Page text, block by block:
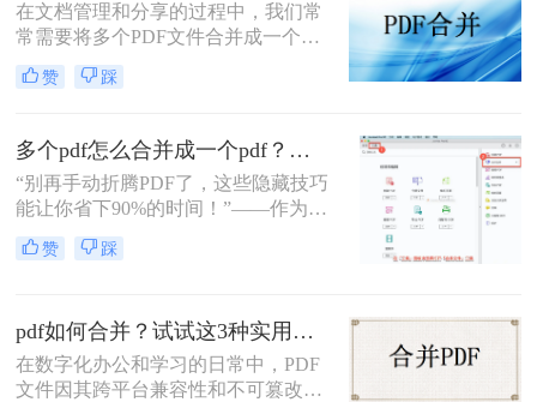
在文档管理和分享的过程中，我们常
常需要将多个PDF文件合并成一个单
一的文件，以简化发送、存储或打印
的过程。无论是为了创建综合报告、
握pdf怎么合并在一起是一项非常实用
的技能。本文将介绍三种不同的PDF
合并方法。
赞 踩
多个pdf怎么合并成一个pdf？小编亲测高效方法大公开！
“别再手动折腾PDF了，这些隐藏技巧
能让你省下90%的时间！”——作为从
事电脑办公软件测评多年的博主，小
编经常收到读者关于PDF合并的求
方法，帮你解决操作繁琐、安全隐忧
等核心困扰。那么多个pdf怎么合并成
一个pdf呢？本文基于真实测试和数
赞 踩
pdf如何合并？试试这3种实用合并方法！
在数字化办公和学习的日常中，PDF
文件因其跨平台兼容性和不可篡改性